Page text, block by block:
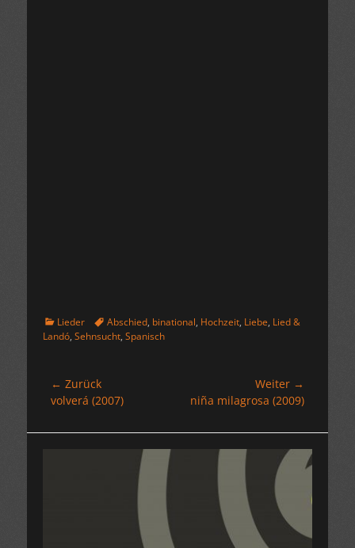
Kategorien
Lieder Schlagworte
Abschied, binational, Hochzeit, Liebe, Lied &
Landó, Sehnsucht, Spanisch
Beitragsnavigation
← Zurück
Vorheriger
volverá (2007)
Weiter →
Nächster
niña milagrosa (2009)